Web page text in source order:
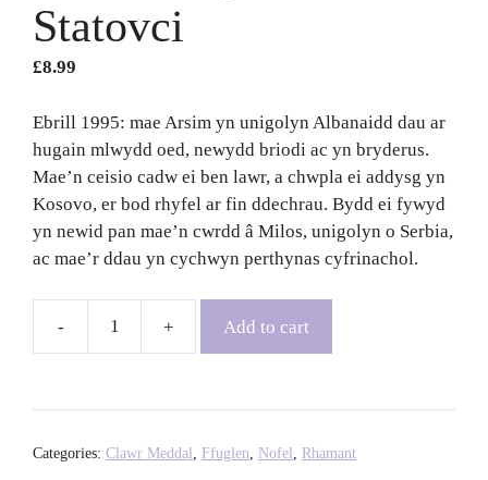
Statovci
£8.99
Ebrill 1995: mae Arsim yn unigolyn Albanaidd dau ar
hugain mlwydd oed, newydd briodi ac yn bryderus.
Mae’n ceisio cadw ei ben lawr, a chwpla ei addysg yn
Kosovo, er bod rhyfel ar fin ddechrau. Bydd ei fywyd
yn newid pan mae’n cwrdd â Milos, unigolyn o Serbia,
ac mae’r ddau yn cychwyn perthynas cyfrinachol.
Bolla
quantity
Add to cart
Categories: Clawr Meddal , Ffuglen, Nofel , Rhamant